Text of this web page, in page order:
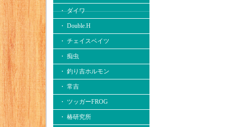
・ ダイワ
・ Double.H
・ チェイスベイツ
・ 痴虫
・ 釣り吉ホルモン
・ 常吉
・ ツッガーFROG
・ 椿研究所